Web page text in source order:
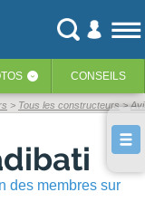
‹ CONSEILS
Tous les constructeurs
des membres sur